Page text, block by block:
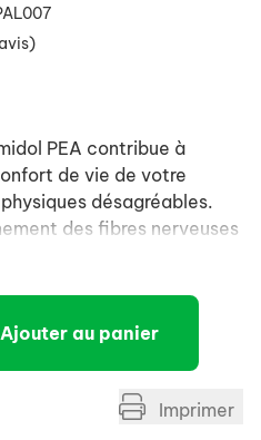
PEA contribue à
de vie de votre
désagréables.
des fibres nerveuses
de la peau, des
(source d'astaxanthine,
les radicaux libres).
Ajouter au panier
Imprimer